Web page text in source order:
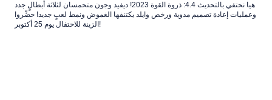
هيا نحتفي بالتحديث 4.4: ذروة القوة 2023! ديفيد وجون متحمسان لثلاثة أبطالٍ جدد
وعمليات إعادة تصميم مدوية ورخص وايلد يكتنفها الغموض ونمط لعبٍ جديد! حضِّروا
الزينة للاحتفال يوم 25 أكتوبر!